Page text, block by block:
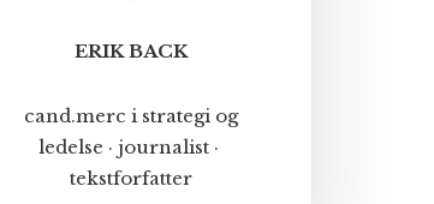
ERIK BACK
cand.merc i strategi og
ledelse · journalist ·
tekstforfatter